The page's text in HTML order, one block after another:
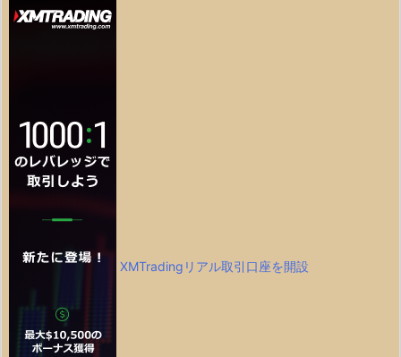
XMTradingリアル取引口座を開設